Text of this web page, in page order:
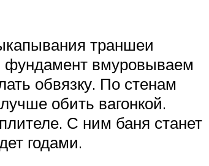
траншеи
фундамент вмуровываем
обвязку. По стенам
обить вагонкой.
С ним баня станет
годами.